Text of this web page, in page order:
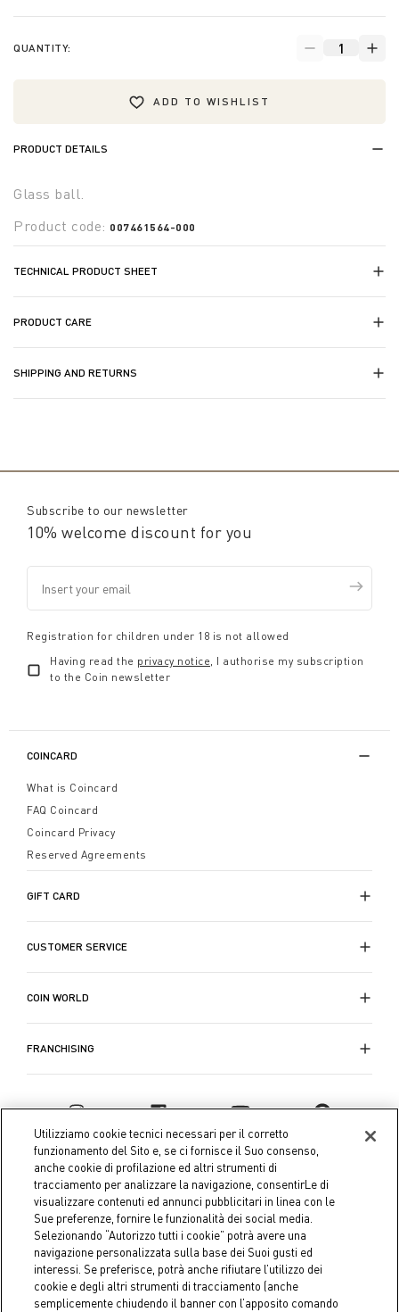
QUANTITY:
ADD TO WISHLIST
PRODUCT DETAILS
Glass ball.
Product code: 007461564-000
TECHNICAL PRODUCT SHEET
PRODUCT CARE
SHIPPING AND RETURNS
Subscribe to our newsletter
10% welcome discount for you
Registration for children under 18 is not allowed
Having read the privacy notice , I authorise my subscription
to the Coin newsletter
COINCARD
What is Coincard
FAQ Coincard
Coincard Privacy
Reserved Agreements
GIFT CARD
CUSTOMER SERVICE
COIN WORLD
FRANCHISING
Coin S.p.A. Tax code / VAT number 04391480276, share capital
€ 10.000.000,00 fully paid up
Utilizziamo cookie tecnici necessari per il corretto
funzionamento del Sito e, se ci fornisce il Suo consenso,
anche cookie di profilazione ed altri strumenti di
tracciamento per analizzare la navigazione, consentirLe di
visualizzare contenuti ed annunci pubblicitari in linea con le
Sue preferenze, fornire le funzionalità dei social media.
Selezionando “Autorizzo tutti i cookie” potrà avere una
navigazione personalizzata sulla base dei Suoi gusti ed
interessi. Se preferisce, potrà anche rifiutare l’utilizzo dei
cookie e degli altri strumenti di tracciamento (anche
semplicemente chiudendo il banner con l’apposito comando